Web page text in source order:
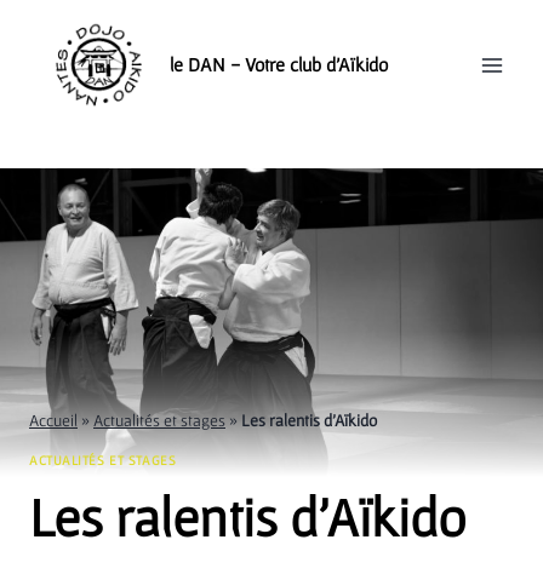
contenu
le DAN - Votre club d'Aïkido
Accueil»Actualités et stages»Les ralentis d’Aïkido
ACTUALITÉS ET STAGES
Les ralentis d’Aïkido